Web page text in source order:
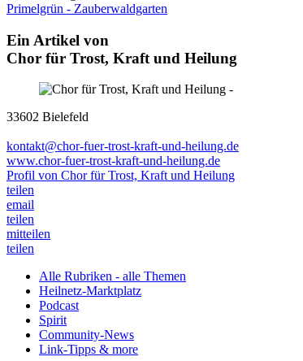
Primelgrün - Zauberwaldgarten
Ein Artikel von
Chor für Trost, Kraft und Heilung
33602 Bielefeld
kontakt@chor-fuer-trost-kraft-und-heilung.de
www.chor-fuer-trost-kraft-und-heilung.de
Profil von Chor für Trost, Kraft und Heilung
teilen
email
teilen
mitteilen
teilen
Alle Rubriken - alle Themen
Heilnetz-Marktplatz
Podcast
Spirit
Community-News
Link-Tipps & more